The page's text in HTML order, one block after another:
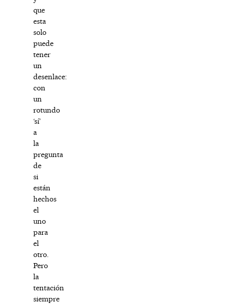
que
esta
solo
puede
tener
un
desenlace:
con
un
rotundo
‘sí’
a
la
pregunta
de
si
están
hechos
el
uno
para
el
otro.
Pero
la
tentación
siempre